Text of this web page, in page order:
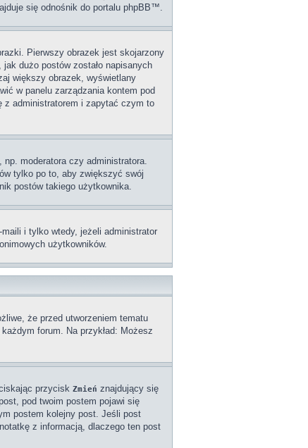
się odnośnik do portalu phpBB™.
Pierwszy obrazek jest skojarzony
dużo postów zostało napisanych
większy obrazek, wyświetlany
w panelu zarządzania kontem pod
z administratorem i zapytać czym to
moderatora czy administratora.
tylko po to, aby zwiększyć swój
postów takiego użytkownika.
i tylko wtedy, jeżeli administrator
użytkowników.
że przed utworzeniem tematu
forum. Na przykład: Możesz
przycisk Zmień znajdujący się
pod twoim postem pojawi się
postem kolejny post. Jeśli post
z informacją, dlaczego ten post